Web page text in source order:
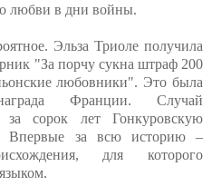
любви в дни войны.
Эльза Триоле получила
"За порчу сукна штраф 200
любовники". Это была
Франции. Случай
за сорок лет Гонкуровскую
Впервые за всю историю –
для которого